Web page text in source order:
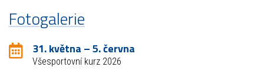
Fotogalerie
31. května – 5. června
Všesportovní kurz 2026